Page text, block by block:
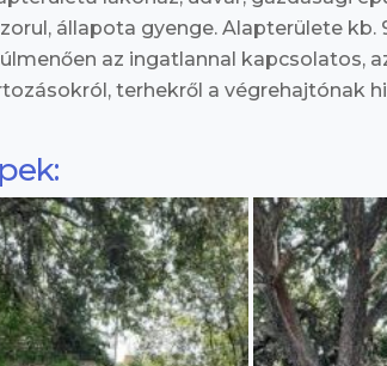
állapota gyenge. Alapterülete kb.
az ingatlannal kapcsolatos,
terhekről a végrehajtónak